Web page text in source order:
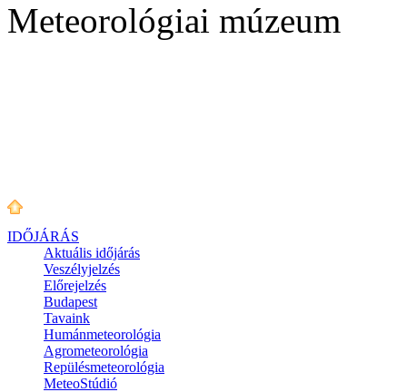
Meteorológiai múzeum
IDŐJÁRÁS
Aktuális időjárás
Veszélyjelzés
Előrejelzés
Budapest
Tavaink
Humánmeteorológia
Agrometeorológia
Repülésmeteorológia
MeteoStúdió